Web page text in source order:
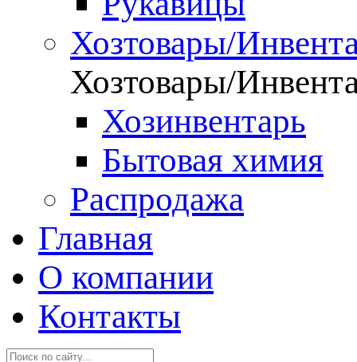
Хозтовары/
Хозтовары/
Хозинвентарь
Бытовая химия
Распродажа
Главная
О компании
Контакты